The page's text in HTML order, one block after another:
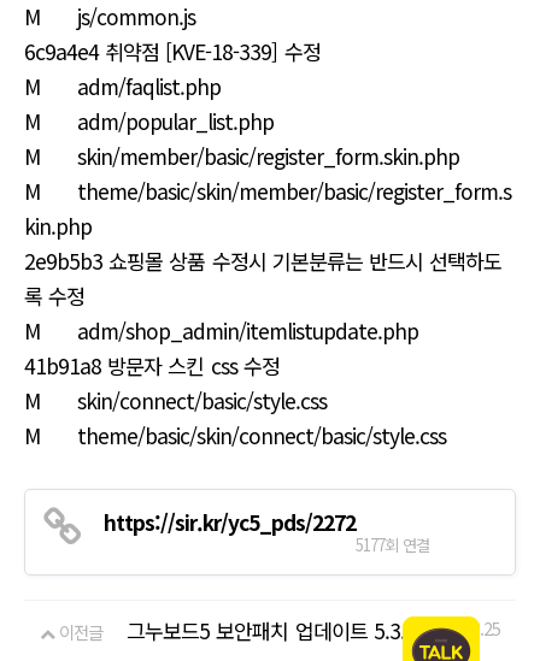
M js/common.js
6c9a4e4 취약점 [KVE-18-339] 수정
M adm/faqlist.php
M adm/popular_list.php
M skin/member/basic/register_form.skin.php
M theme/basic/skin/member/basic/register_form.s
kin.php
2e9b5b3 쇼핑몰 상품 수정시 기본분류는 반드시 선택하도
록 수정
M adm/shop_admin/itemlistupdate.php
41b91a8 방문자 스킨 css 수정
M skin/connect/basic/style.css
M theme/basic/skin/connect/basic/style.css
https://sir.kr/yc5_pds/2272
5177회 연결
이전글 그누보드5 보안패치 업데이트 5.3.1.6 18.08.25